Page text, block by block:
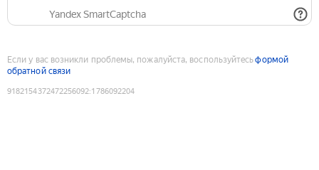
Yandex SmartCaptcha
Если у вас возникли проблемы, пожалуйста, воспользуйтесьформой
обратной связи
9182154372472256092:1786092204